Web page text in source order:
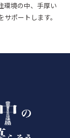
環境の中、手厚い
ポートします。